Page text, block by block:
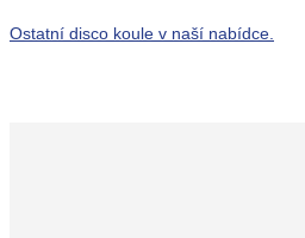
Ostatní disco koule v naší nabídce.